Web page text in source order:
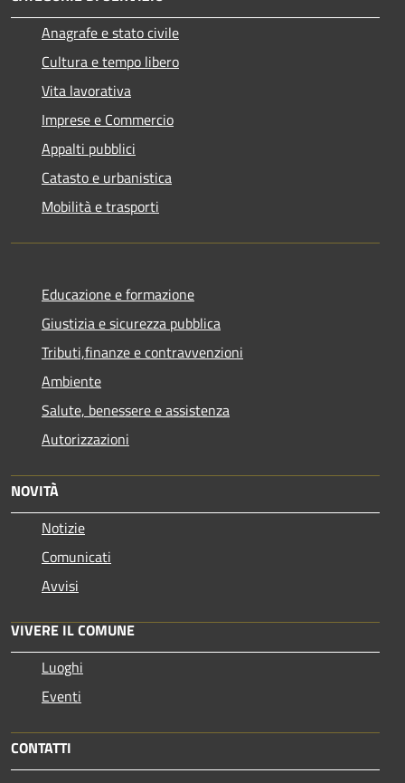
Anagrafe e stato civile
Cultura e tempo libero
Vita lavorativa
Imprese e Commercio
Appalti pubblici
Catasto e urbanistica
Mobilità e trasporti
Educazione e formazione
Giustizia e sicurezza pubblica
Tributi,finanze e contravvenzioni
Ambiente
Salute, benessere e assistenza
Autorizzazioni
NOVITÀ
Notizie
Comunicati
Avvisi
VIVERE IL COMUNE
Luoghi
Eventi
CONTATTI